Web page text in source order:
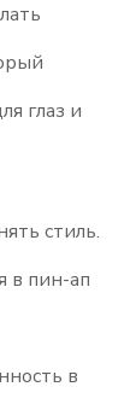
глаз и
стиль.
в пин-ап
в